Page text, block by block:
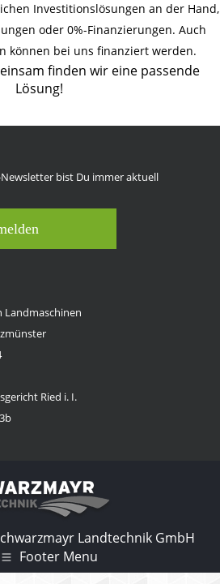
Investitionslösungen an der Hand,
oder 0%-Finanzierungen. Auch
können bei uns finanziert werden.
finden wir eine passende
Lösung!
bist Du immer aktuell
Landmaschinen
Ried i. I.
Landtechnik GmbH
Footer Menu